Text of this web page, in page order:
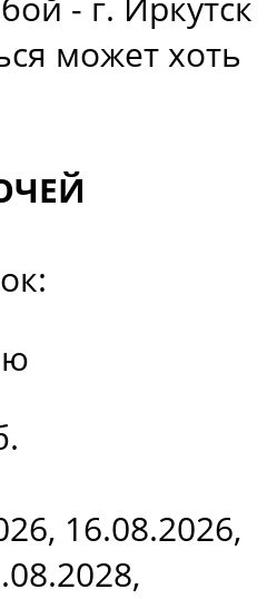
может хоть
16.08.2026,